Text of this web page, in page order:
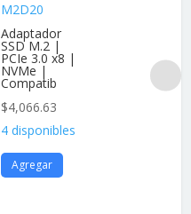
M2D20
Adaptador
SSD M.2 |
PCIe 3.0 x8 |
NVMe |
Compatib
$4,066.63
4 disponibles
Agregar